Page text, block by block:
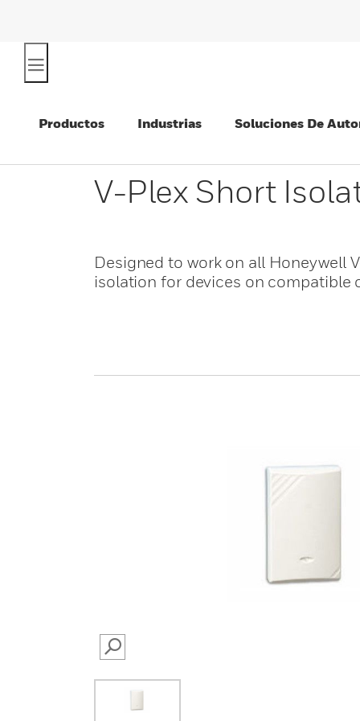
Productos Industrias Soluciones De
V-Plex Short
Designed to work on all Honeywell
isolation for devices on compatible
SEARCH